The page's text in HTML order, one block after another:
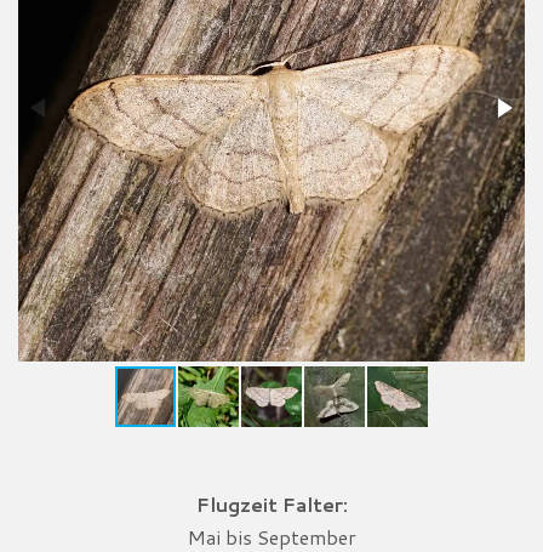
Flugzeit Falter:
Mai bis September